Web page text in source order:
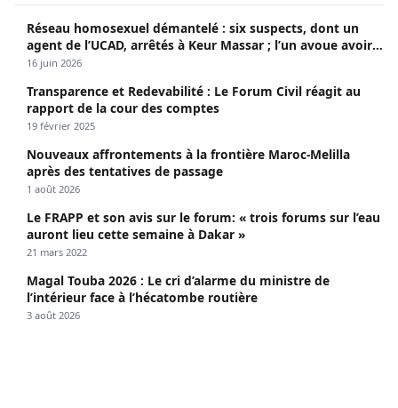
Réseau homosexuel démantelé : six suspects, dont un
agent de l’UCAD, arrêtés à Keur Massar ; l’un avoue avoir
propagé le VIH depuis 2018
16 juin 2026
Transparence et Redevabilité : Le Forum Civil réagit au
rapport de la cour des comptes
19 février 2025
Nouveaux affrontements à la frontière Maroc-Melilla
après des tentatives de passage
1 août 2026
Le FRAPP et son avis sur le forum: « trois forums sur l’eau
auront lieu cette semaine à Dakar »
21 mars 2022
Magal Touba 2026 : Le cri d’alarme du ministre de
l’intérieur face à l’hécatombe routière
3 août 2026